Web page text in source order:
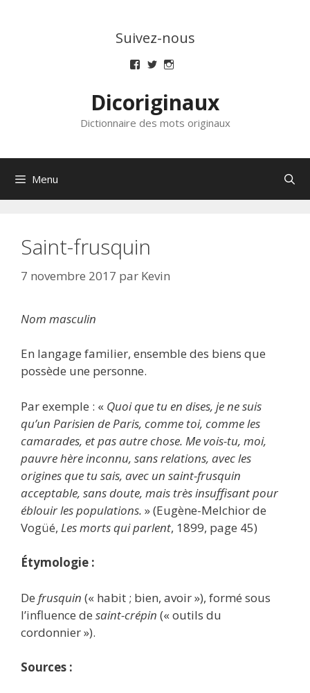
Suivez-nous
Voir
de
dicoriginaux
sur
Facebook
Voir
de
dicoriginaux
sur
Twitter
de
dicoriginaux
sur
Instagram
Dicoriginaux
Dictionnaire des mots originaux
Menu
Saint-frusquin
7 novembre 2017 par Kevin
Nom masculin
En langage familier, ensemble des biens que
possède une personne.
Par exemple : « Quoi que tu en dises, je ne suis
qu’un Parisien de Paris, comme toi, comme les
camarades, et pas autre chose. Me vois-tu, moi,
pauvre hère inconnu, sans relations, avec les
origines que tu sais, avec un saint-frusquin
acceptable, sans doute, mais très insuffisant pour
éblouir les populations. » (Eugène-Melchior de
Vogüé, Les morts qui parlent, 1899, page 45)
Étymologie :
De frusquin (« habit ; bien, avoir »), formé sous
l’influence de saint-crépin (« outils du
cordonnier »).
Sources :